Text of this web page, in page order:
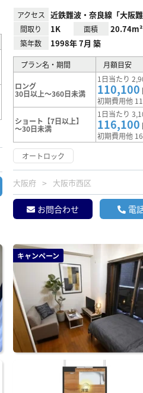
アクセス 近鉄難波・奈良線「大阪難
間取り 1K 面積 20.74m²
築年数 1998年 7月 築
プラン名・期間 月額目安
ロング
30日以上～360日未満
1日当たり
110,100
初期費用他
ショート【7日以上】
～30日未満
1日当たり
116,100
初期費用他
オートロック
大阪府 大阪市西区
お問合わせ 電
キャンペーン